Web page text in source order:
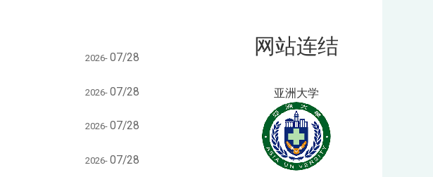
2026- 07/28
2026- 07/28
2026- 07/28
2026- 07/28
网站连结
亚洲大学